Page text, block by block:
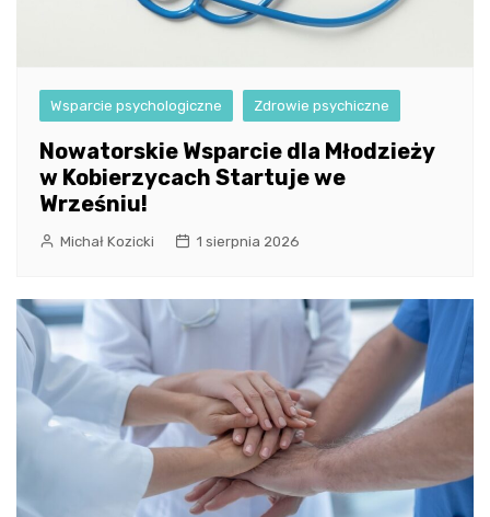
Wsparcie psychologiczne Zdrowie psychiczne
Nowatorskie Wsparcie dla Młodzieży
w Kobierzycach Startuje we
Wrześniu!
Michał Kozicki 1 sierpnia 2026